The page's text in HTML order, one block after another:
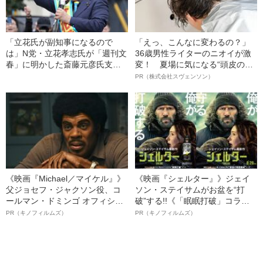
「立花氏が副知事になるので
は」N党・立花孝志氏が「週刊文
春」に明かした斎藤元彦氏支援
「えっ、こんなに変わるの？」
36歳男性ライターのニオイが激
変！ 夏場に気になる“頭皮のニ
オイ”や“ベタつき”を解消す
ト”が生み出した徹底ケアとは
PR（株式会社スヴェンソン）
《映画『Michael／マイケル』》
父ジョセフ・ジャクソン役、コ
ールマン・ドミンゴ オフィシャ
ルインタビュー“観客を魅了した
PR（キノフィルムズ）
《映画『シェルター』》ジェイ
ソン・ステイサムがお盆を“打
破”する!!《「眠眠打破」コラ
ボ》
PR（キノフィルムズ）